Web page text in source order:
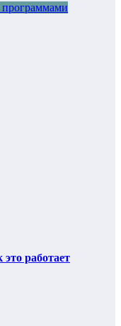
программами
работает